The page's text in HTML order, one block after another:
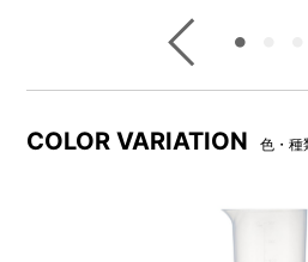
COLOR VARIATION 色・種